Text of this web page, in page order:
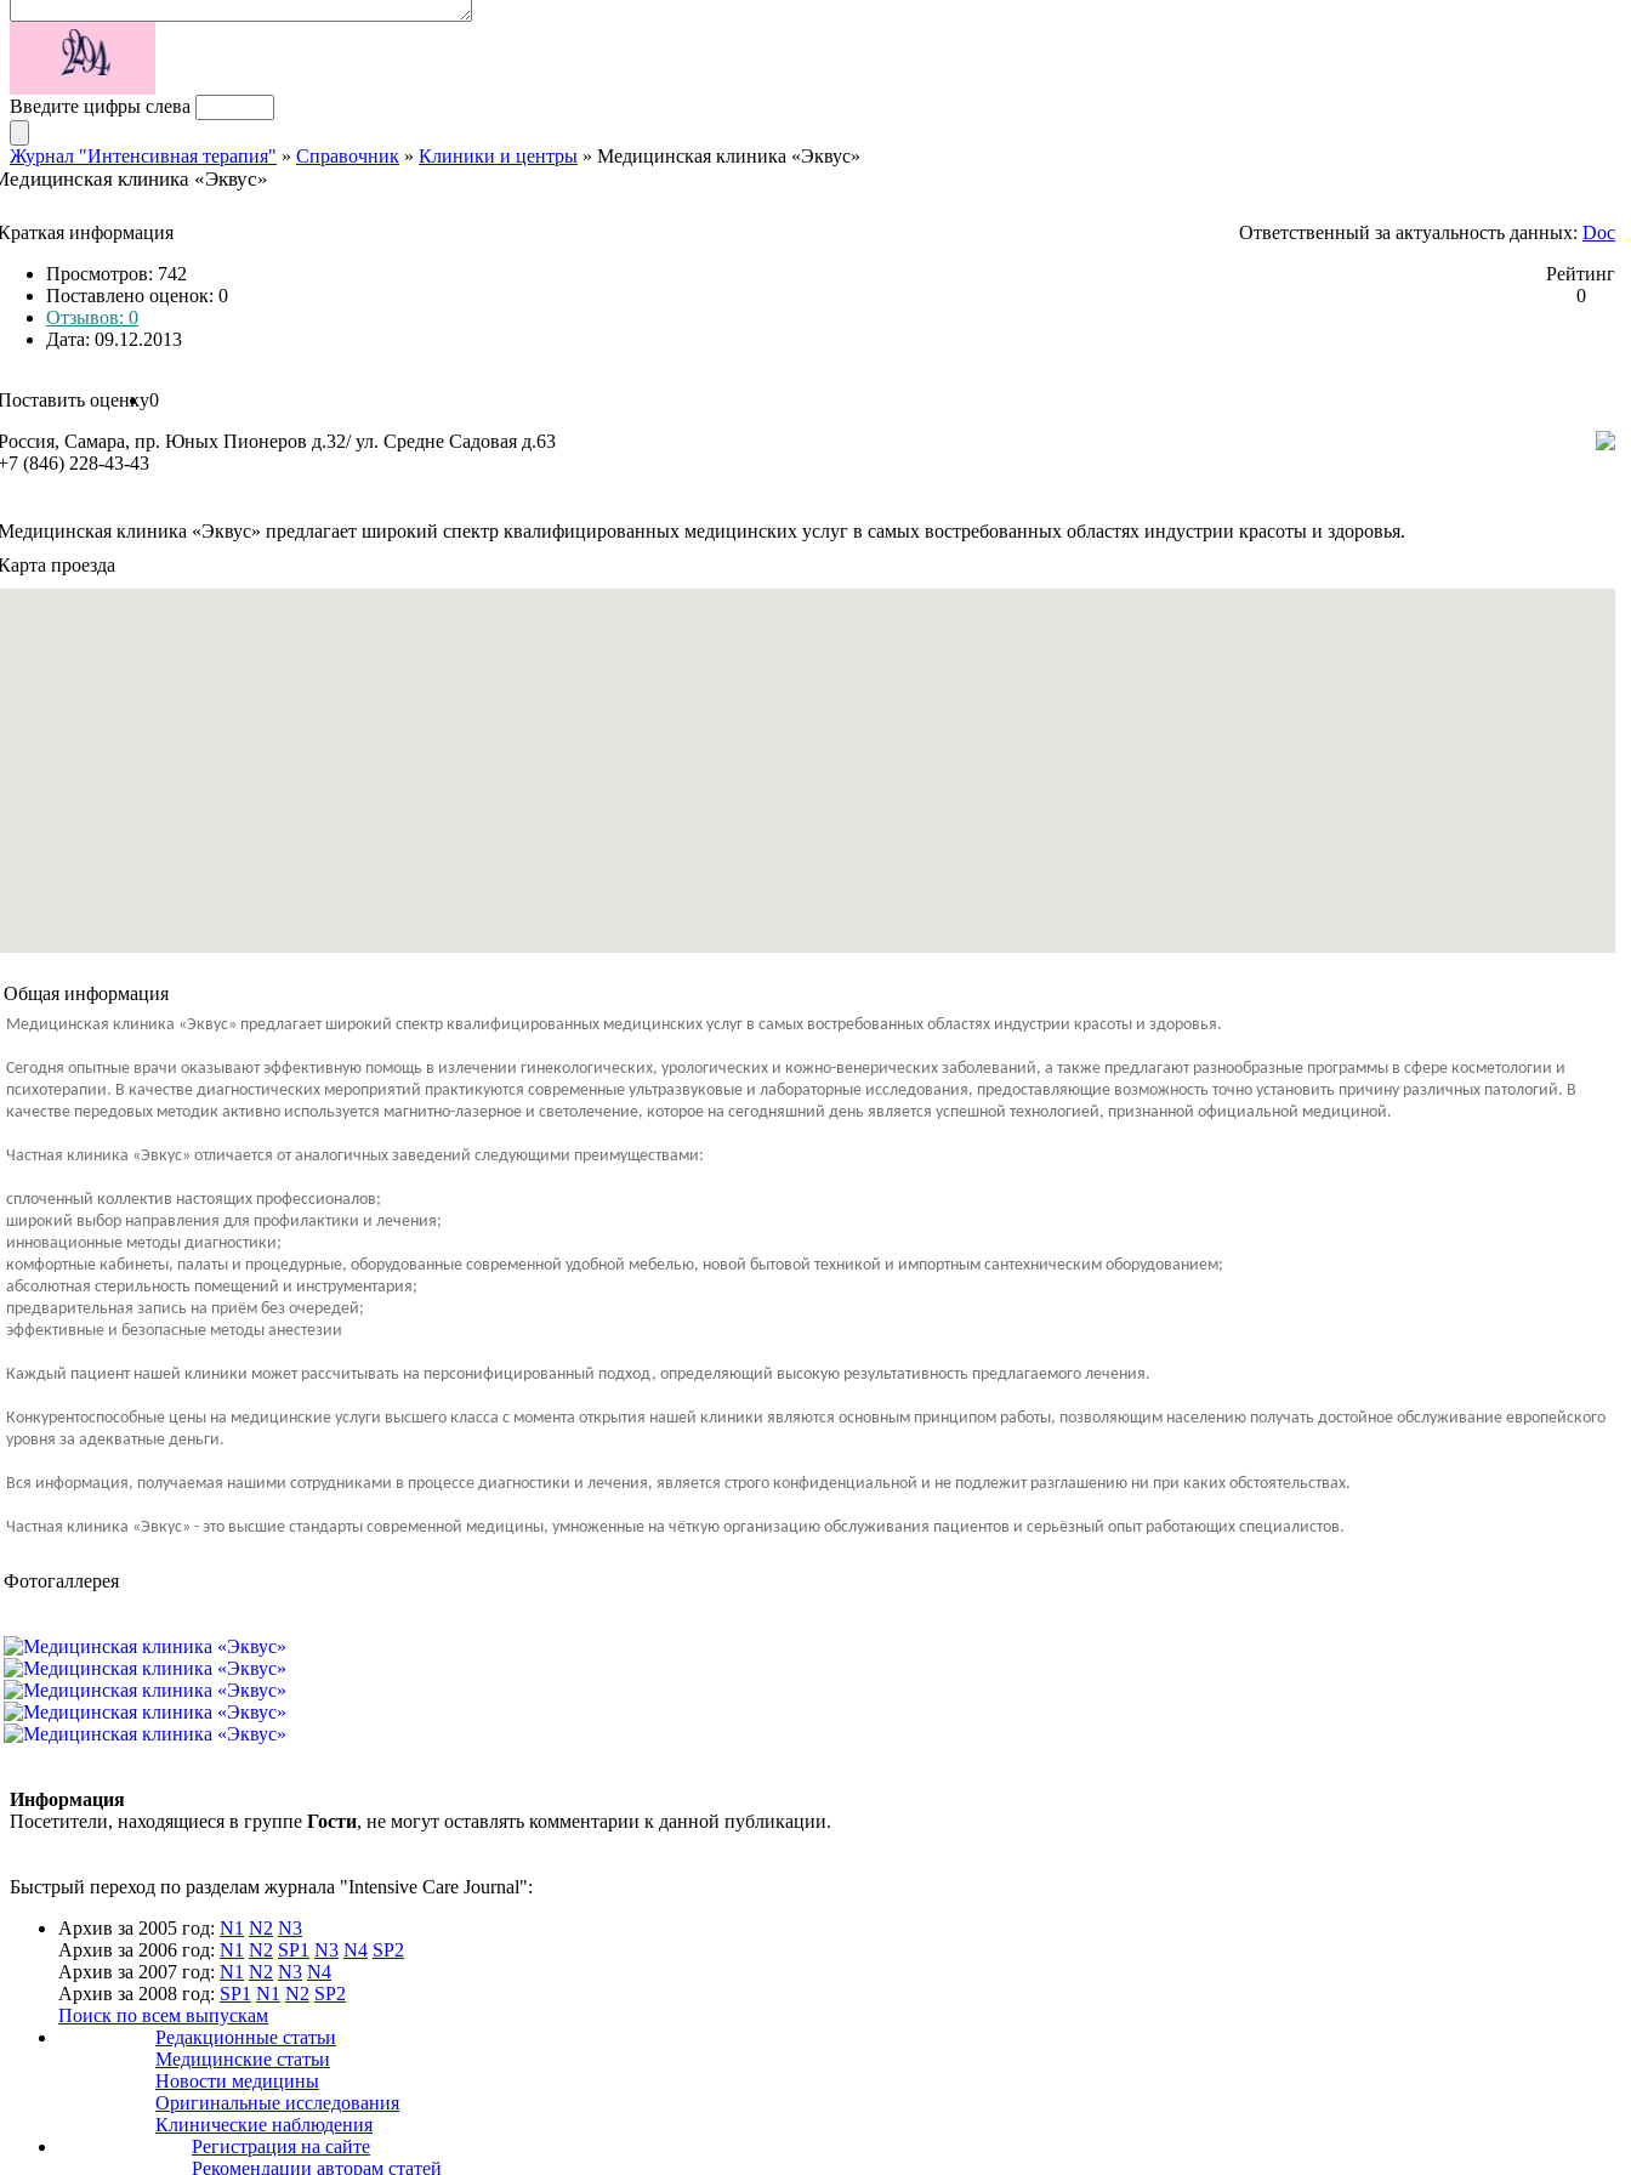
Введите цифры слева
Журнал "Интенсивная терапия" » Справочник » Клиники и центры » Медицинская клиника «Эквус»
клиника «Эквус»
информация Ответственный за актуальность данных: Doc
Рейтинг
0
Просмотров: 742
Поставлено оценок: 0
Отзывов: 0
Дата: 09.12.2013
оценку0
Самара, пр. Юных Пионеров д.32/ ул. Средне Садовая д.63
(846) 228-43-43
клиника «Эквус» предлагает широкий спектр квалифицированных медицинских услуг в самых востребованных областях индустрии красоты и здоровья.
проезда
Общая информация
Медицинская клиника «Эквус» предлагает широкий спектр квалифицированных медицинских услуг в самых востребованных областях индустрии красоты и здоровья.
Сегодня опытные врачи оказывают эффективную помощь в излечении гинекологических, урологических и кожно-венерических заболеваний, а также предлагают разнообразные программы в сфере косметологии и
психотерапии. В качестве диагностических мероприятий практикуются современные ультразвуковые и лабораторные исследования, предоставляющие возможность точно установить причину различных патологий. В
качестве передовых методик активно используется магнитно-лазерное и светолечение, которое на сегодняшний день является успешной технологией, признанной официальной медициной.
Частная клиника «Эвкус» отличается от аналогичных заведений следующими преимуществами:
сплоченный коллектив настоящих профессионалов;
широкий выбор направления для профилактики и лечения;
инновационные методы диагностики;
комфортные кабинеты, палаты и процедурные, оборудованные современной удобной мебелью, новой бытовой техникой и импортным сантехническим оборудованием;
абсолютная стерильность помещений и инструментария;
предварительная запись на приём без очередей;
эффективные и безопасные методы анестезии
Каждый пациент нашей клиники может рассчитывать на персонифицированный подход, определяющий высокую результативность предлагаемого лечения.
Конкурентоспособные цены на медицинские услуги высшего класса с момента открытия нашей клиники являются основным принципом работы, позволяющим населению получать достойное обслуживание европейского
уровня за адекватные деньги.
Вся информация, получаемая нашими сотрудниками в процессе диагностики и лечения, является строго конфиденциальной и не подлежит разглашению ни при каких обстоятельствах.
Частная клиника «Эвкус» - это высшие стандарты современной медицины, умноженные на чёткую организацию обслуживания пациентов и серьёзный опыт работающих специалистов.
Фотогаллерея
Информация
Посетители, находящиеся в группе Гости, не могут оставлять комментарии к данной публикации.
Быстрый переход по разделам журнала "Intensive Care Journal":
Архив за 2005 год: N1 N2 N3
Архив за 2006 год: N1 N2 SP1 N3 N4 SP2
Архив за 2007 год: N1 N2 N3 N4
Архив за 2008 год: SP1 N1 N2 SP2
Поиск по всем выпускам
Редакционные статьи
Медицинские статьи
Новости медицины
Оригинальные исследования
Клинические наблюдения
Регистрация на сайте
Рекомендации авторам статей